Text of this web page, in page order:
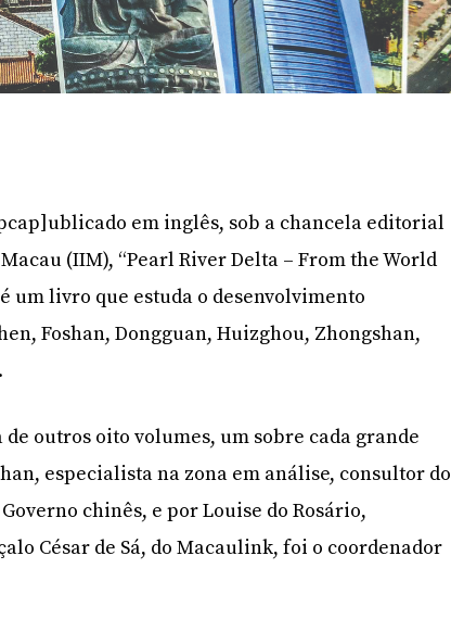
em inglês, sob a chancela editorial
(IIM), “Pearl River Delta – From the World
um livro que estuda o desenvolvimento
Foshan, Dongguan, Huizghou, Zhongshan,
outros oito volumes, um sobre cada grande
especialista na zona em análise, consultor do
chinês, e por Louise do Rosário,
César de Sá, do Macaulink, foi o coordenador